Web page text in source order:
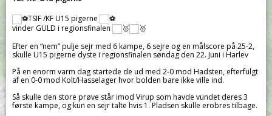
TSIF /KF U15 pigerne
vinder GULD i regionsfinalen
Efter en “nem” pulje sejr med 6 kampe, 6 sejre og en målscore på 25-2,
skulle U15 pigerne dyste i regionsfinalen søndag den 22. Juni i Harlev
På en enorm varm dag startede de ud med 2-0 mod Hadsten, efterfulgt
af en 0-0 mod Kolt/Hasselager hvor bolden bare ikke ville ind.
Så skulle den store prøve står imod Virup som havde vundet deres 3
første kampe, og kun en sejr talte hvis 1. Pladsen skulle erobres tilbage.